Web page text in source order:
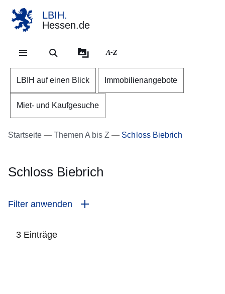
LBIH.
Hessen.de
A-Z
LBIH auf einen Blick Immobilienangebote
Miet- und Kaufgesuche
Startseite Themen A bis Z Schloss Biebrich
Schloss Biebrich
Filter anwenden
3 Einträge